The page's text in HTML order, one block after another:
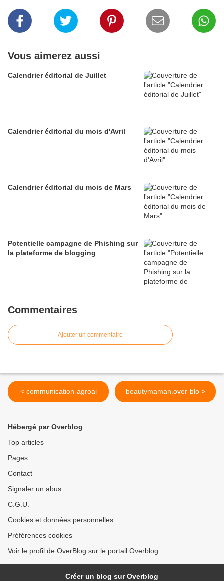
Vous aimerez aussi
Calendrier éditorial de Juillet
Calendrier éditorial du mois d'Avril
Calendrier éditorial du mois de Mars
Potentielle campagne de Phishing sur
la plateforme de blogging
Commentaires
Ajouter un commentaire
< communication-agroal beautymaman.over-blo >
Hébergé par Overblog
Top articles
Pages
Contact
Signaler un abus
C.G.U.
Cookies et données personnelles
Préférences cookies
Voir le profil de OverBlog sur le portail Overblog
Créer un blog sur Overblog